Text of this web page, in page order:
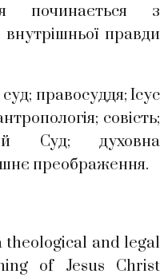
починається з
правди
правосуддя; Ісус
совість;
Суд; духовна
преображення.
and legal
of Jesus Christ